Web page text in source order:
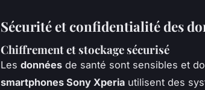
Sécurité et confidentialité des
Chiffrement et stockage sécurisé
Les données de santé sont sensibles et
smartphones Sony Xperia utilisent des